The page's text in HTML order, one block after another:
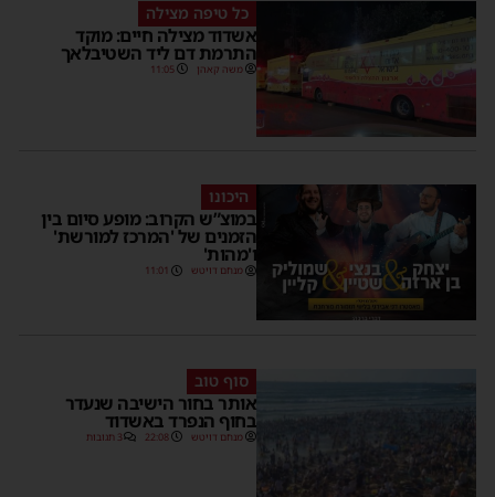
כל טיפה מצילה
אשדוד מצילה חיים: מוקד
התרמת דם ליד השטיבלאך
משה קאהן 11:05
היכונו
במוצ”ש הקרוב: מופע סיום בין
הזמנים של 'המרכז למורשת'
ו'מהות'
מנחם דויטש 11:01
סוף טוב
אותר בחור הישיבה שנעדר
בחוף הנפרד באשדוד
מנחם דויטש 22:08 3 תגובות